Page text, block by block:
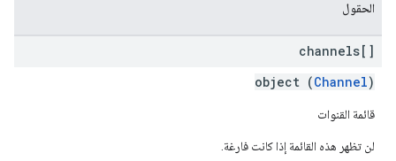
الحقول
channels[]
object (Channel)
قائمة القنوات
لن تظهر هذه القائمة إذا كانت فارغة.